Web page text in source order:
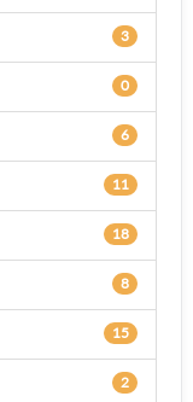
3
0
6
11
18
8
15
2